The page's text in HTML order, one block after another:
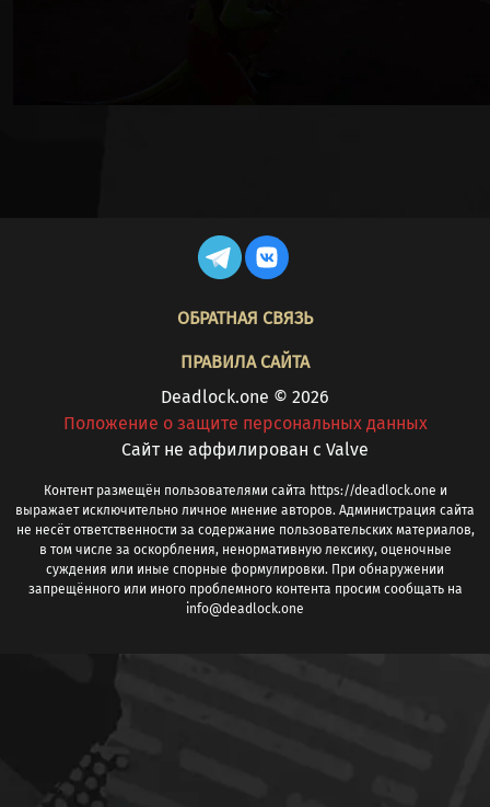
ОБРАТНАЯ СВЯЗЬ
ПРАВИЛА САЙТА
Deadlock.one © 2026
Положение о защите персональных данных
Cайт не аффилирован с Valve
Контент размещён пользователями сайта https://deadlock.one и
выражает исключительно личное мнение авторов. Администрация сайта
не несёт ответственности за содержание пользовательских материалов,
в том числе за оскорбления, ненормативную лексику, оценочные
суждения или иные спорные формулировки. При обнаружении
запрещённого или иного проблемного контента просим сообщать на
info@deadlock.one